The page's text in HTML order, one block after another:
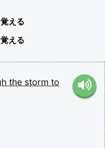
える
える
the storm to